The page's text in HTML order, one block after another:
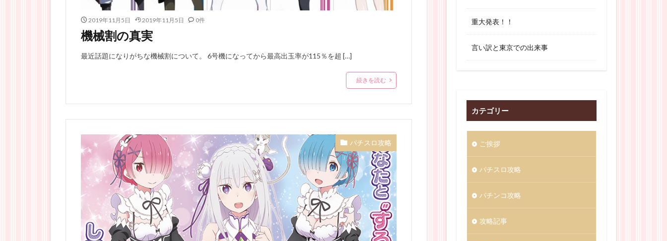
2019年11月5日 2019年11月5日 0件
機械割の真実
最近話題になりがちな機械割について。 6号機になってから最高出玉率が115％を超 […]
続きを読む
パチスロ攻略
重大発表！！
言い訳と東京での出来事
カテゴリー
ご挨拶
パチスロ攻略
パチンコ攻略
攻略記事